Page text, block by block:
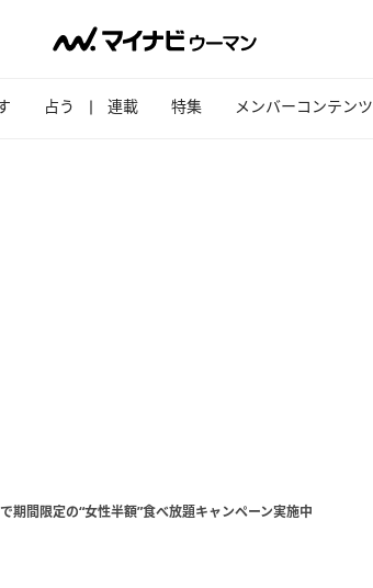
占う 連載 特集 メンバーコンテンツ
間限定の“女性半額”食べ放題キャンペーン実施中